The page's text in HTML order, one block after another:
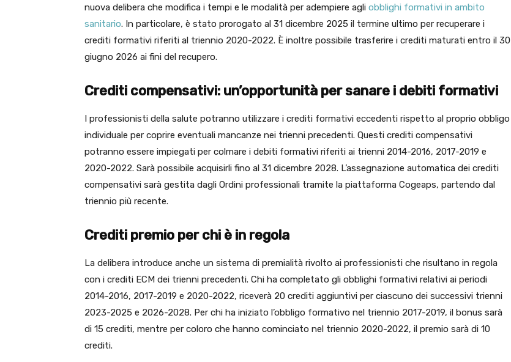
nuova delibera che modifica i tempi e le modalità per adempiere agli obblighi formativi in ambito
sanitario. In particolare, è stato prorogato al 31 dicembre 2025 il termine ultimo per recuperare i
crediti formativi riferiti al triennio 2020-2022. È inoltre possibile trasferire i crediti maturati entro il 30
giugno 2026 ai fini del recupero.
Crediti compensativi: un’opportunità per sanare i debiti formativi
I professionisti della salute potranno utilizzare i crediti formativi eccedenti rispetto al proprio obbligo
individuale per coprire eventuali mancanze nei trienni precedenti. Questi crediti compensativi
potranno essere impiegati per colmare i debiti formativi riferiti ai trienni 2014-2016, 2017-2019 e
2020-2022. Sarà possibile acquisirli fino al 31 dicembre 2028. L’assegnazione automatica dei crediti
compensativi sarà gestita dagli Ordini professionali tramite la piattaforma Cogeaps, partendo dal
triennio più recente.
Crediti premio per chi è in regola
La delibera introduce anche un sistema di premialità rivolto ai professionisti che risultano in regola
con i crediti ECM dei trienni precedenti. Chi ha completato gli obblighi formativi relativi ai periodi
2014-2016, 2017-2019 e 2020-2022, riceverà 20 crediti aggiuntivi per ciascuno dei successivi trienni
2023-2025 e 2026-2028. Per chi ha iniziato l’obbligo formativo nel triennio 2017-2019, il bonus sarà
di 15 crediti, mentre per coloro che hanno cominciato nel triennio 2020-2022, il premio sarà di 10
crediti.